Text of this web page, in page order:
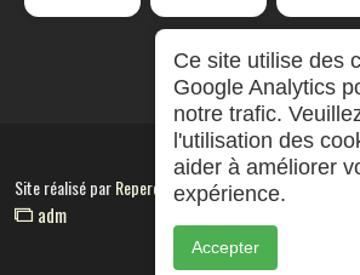
Site réalisé parRepereCom
adm
Ce site utilise des
Google Analytics
notre trafic.
l'utilisation des
aider à améliorer
expérience.
Accepter